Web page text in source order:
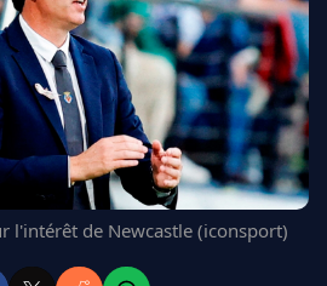
l'intérêt de Newcastle (iconsport)